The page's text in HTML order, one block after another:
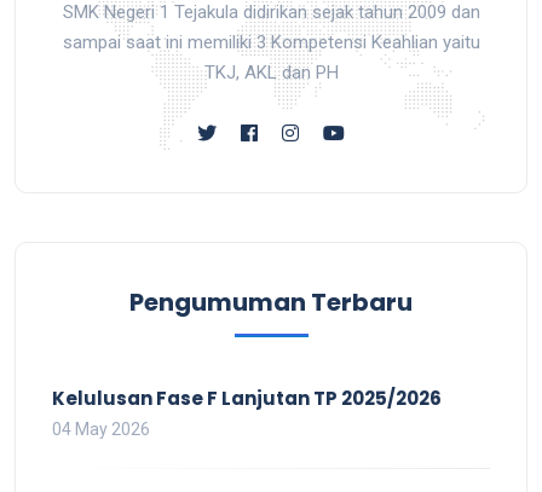
SMK Negeri 1 Tejakula didirikan sejak tahun 2009 dan
sampai saat ini memiliki 3 Kompetensi Keahlian yaitu
TKJ, AKL dan PH
Pengumuman Terbaru
Kelulusan Fase F Lanjutan TP 2025/2026
04 May 2026